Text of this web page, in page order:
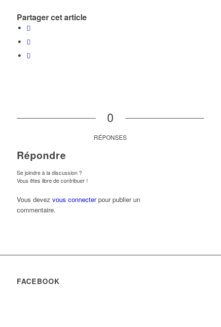
Partager cet article
0
RÉPONSES
Répondre
Se joindre à la discussion ?
Vous êtes libre de contribuer !
Vous devez vous connecterpour publier un
commentaire.
FACEBOOK